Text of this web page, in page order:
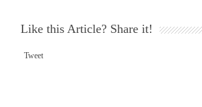
Like this Article? Share it!
Tweet